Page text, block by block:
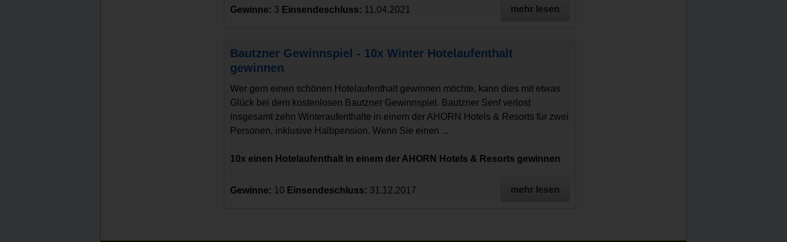
Gewinne: 3 Einsendeschluss: 11.04.2021 mehr lesen
Bautzner Gewinnspiel - 10x Winter Hotelaufenthalt
gewinnen
Wer gern einen schönen Hotelaufenthalt gewinnen möchte, kann dies mit etwas
Glück bei dem kostenlosen Bautzner Gewinnspiel. Bautzner Senf verlost
insgesamt zehn Winteraufenthalte in einem der AHORN Hotels & Resorts für zwei
Personen, inklusive Halbpension. Wenn Sie einen ...
10x einen Hotelaufenthalt in einem der AHORN Hotels & Resorts gewinnen
Gewinne: 10 Einsendeschluss: 31.12.2017 mehr lesen